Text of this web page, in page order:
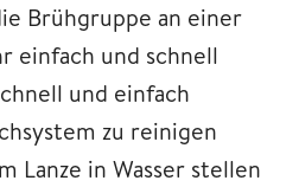
Brühgruppe an einer
einfach und schnell
und einfach
zu reinigen
Lanze in Wasser stellen